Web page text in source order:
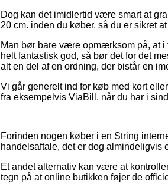
Dog kan det imidlertid være smart at
20 cm. inden du køber, så du er sikret
Man bør bare være opmærksom på, at
helt fantastisk god, så bør det for det
alt en del af en ordning, der bistår en
Vi går generelt ind for køb med kort
fra eksempelvis ViaBill, når du har i
Forinden nogen køber i en String
handelsaftale, det er dog almindeligvis
Et andet alternativ kan være at
tegn på at online butikken føjer de